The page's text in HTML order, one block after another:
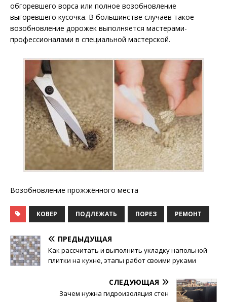
обгоревшего ворса или полное возобновление
выгоревшего кусочка. В большинстве случаев такое
возобновление дорожек выполняется мастерами-
профессионалами в специальной мастерской.
Возобновление прожжённого места
КОВЕР ПОДЛЕЖАТЬ ПОРЕЗ РЕМОНТ
ПРЕДЫДУЩАЯ
Как рассчитать и выполнить укладку напольной
плитки на кухне, этапы работ своими руками
СЛЕДУЮЩАЯ
Зачем нужна гидроизоляция стен